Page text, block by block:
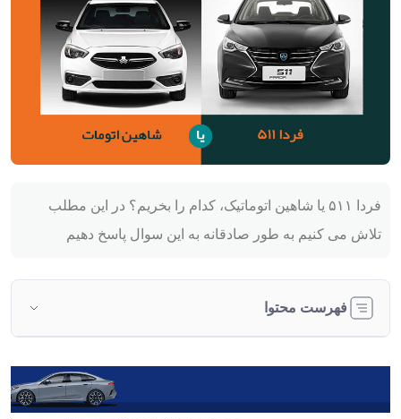
فردا ۵۱۱ یا شاهین اتوماتیک، کدام را بخریم؟ در این مطلب
تلاش می کنیم به طور صادقانه به این سوال پاسخ دهیم
فهرست محتوا
مقایسه مشخصات فنی فردا ۵۱۱ و شاهین اتوماتیک